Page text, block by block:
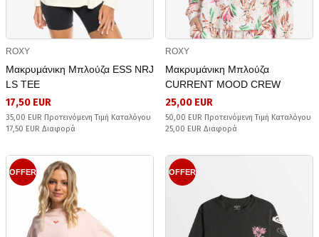
ROXY
Μακρυμάνικη Μπλούζα ESS NRJ
LS TEE
17,50 EUR
35,00 EUR Προτεινόμενη Τιμή Καταλόγου
17,50 EUR Διαφορά
ROXY
Μακρυμάνικη Μπλούζα
CURRENT MOOD CREW
25,00 EUR
50,00 EUR Προτεινόμενη Τιμή Καταλόγου
25,00 EUR Διαφορά
OFFER OFFER